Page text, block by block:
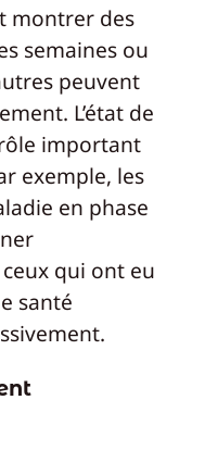
montrer des
semaines ou
peuvent
L’état de
important
exemple, les
en phase
qui ont eu
santé